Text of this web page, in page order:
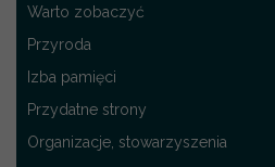
Warto zobaczyć
Przyroda
Izba pamięci
Przydatne strony
Organizacje, stowarzyszenia